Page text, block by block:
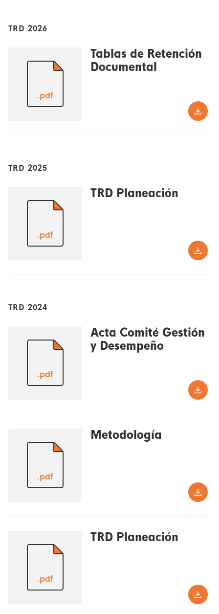
TRD 2026
.pdf
Tablas de Retención
Documental
TRD 2025
.pdf
TRD Planeación
TRD 2024
.pdf
Acta Comité Gestión
y Desempeño
.pdf
Metodología
.pdf
TRD Planeación